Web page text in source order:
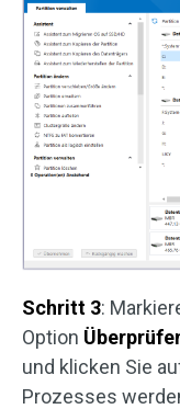
Schritt 3:
Option
und klicken Sie
Prozesses